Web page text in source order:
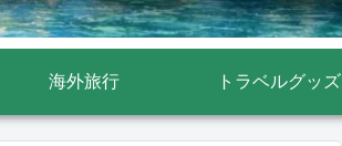
海外旅行 トラベルグッズ